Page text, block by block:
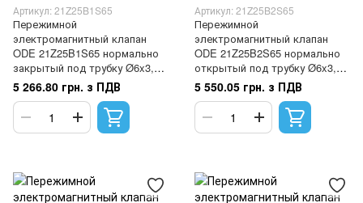
Артикул: 21Z25B1S65
Пережимной
электромагнитный клапан
ODE 21Z25B1S65 нормально
закрытый под трубку Ø6x3,5
мм
5 266.80 грн. з ПДВ
Артикул: 21Z25B2S65
Пережимной
электромагнитный клапан
ODE 21Z25B2S65 нормально
открытый под трубку Ø6x3,5
мм
5 550.05 грн. з ПДВ